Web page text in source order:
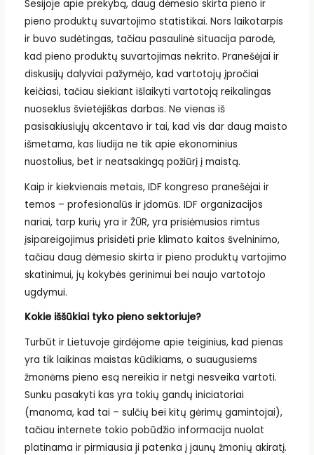
Sesijoje apie prekybą, daug dėmesio skirta pieno ir
pieno produktų suvartojimo statistikai. Nors laikotarpis
ir buvo sudėtingas, tačiau pasaulinė situacija parodė,
kad pieno produktų suvartojimas nekrito. Pranešėjai ir
diskusijų dalyviai pažymėjo, kad vartotojų įpročiai
keičiasi, tačiau siekiant išlaikyti vartotoją reikalingas
nuoseklus švietėjiškas darbas. Ne vienas iš
pasisakiusiųjų akcentavo ir tai, kad vis dar daug maisto
išmetama, kas liudija ne tik apie ekonominius
nuostolius, bet ir neatsakingą požiūrį į maistą.
Kaip ir kiekvienais metais, IDF kongreso pranešėjai ir
temos – profesionalūs ir įdomūs. IDF organizacijos
nariai, tarp kurių yra ir ŽŪR, yra prisiėmusios rimtus
įsipareigojimus prisidėti prie klimato kaitos švelninimo,
tačiau daug dėmesio skirta ir pieno produktų vartojimo
skatinimui, jų kokybės gerinimui bei naujo vartotojo
ugdymui.
Kokie iššūkiai tyko pieno sektoriuje?
Turbūt ir Lietuvoje girdėjome apie teiginius, kad pienas
yra tik laikinas maistas kūdikiams, o suaugusiems
žmonėms pieno esą nereikia ir netgi nesveika vartoti.
Sunku pasakyti kas yra tokių gandų iniciatoriai
(manoma, kad tai – sulčių bei kitų gėrimų gamintojai),
tačiau internete tokio pobūdžio informacija nuolat
platinama ir pirmiausia ji patenka į jaunų žmonių akiratį.